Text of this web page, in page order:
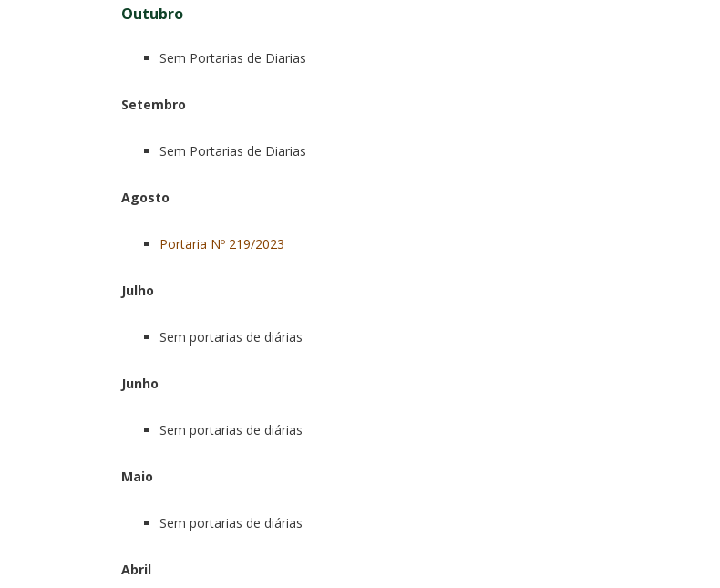
Outubro
Sem Portarias de Diarias
Setembro
Sem Portarias de Diarias
Agosto
Portaria Nº 219/2023
Julho
Sem portarias de diárias
Junho
Sem portarias de diárias
Maio
Sem portarias de diárias
Abril